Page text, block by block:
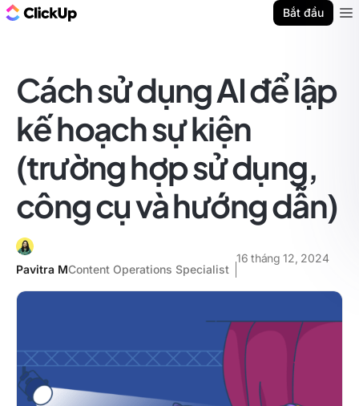
Bắt đầu
Cách sử dụng AI để lập
kế hoạch sự kiện
(trường hợp sử dụng,
công cụ và hướng dẫn)
Pavitra MContent Operations Specialist
16 tháng 12, 2024